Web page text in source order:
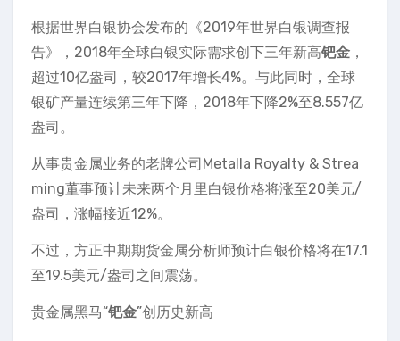
根据世界白银协会发布的《2019年世界白银调查报
告》，2018年全球白银实际需求创下三年新高钯金 ，
超过10亿盎司，较2017年增长4%。与此同时，全球
银矿产量连续第三年下降，2018年下降2%至8.557亿
盎司。
从事贵金属业务的老牌公司Metalla Royalty & Strea
ming董事预计未来两个月里白银价格将涨至20美元/
盎司，涨幅接近12%。
不过，方正中期期货金属分析师预计白银价格将在17.1
至19.5美元/盎司之间震荡。
贵金属黑马“钯金”创历史新高